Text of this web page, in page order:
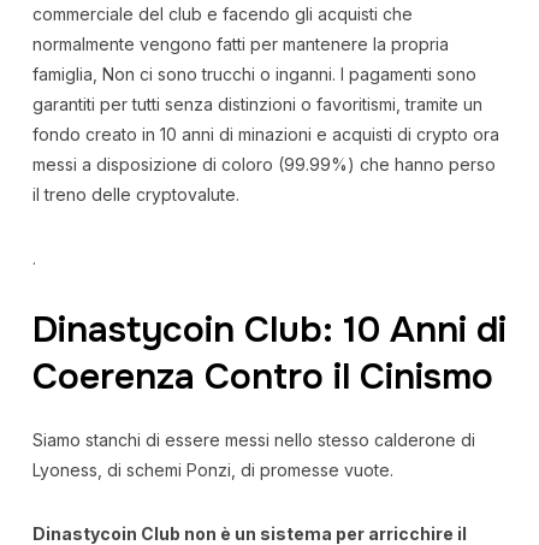
commerciale del club e facendo gli acquisti che
normalmente vengono fatti per mantenere la propria
famiglia, Non ci sono trucchi o inganni. I pagamenti sono
garantiti per tutti senza distinzioni o favoritismi, tramite un
fondo creato in 10 anni di minazioni e acquisti di crypto ora
messi a disposizione di coloro (99.99%) che hanno perso
il treno delle cryptovalute.
.
Dinastycoin Club: 10 Anni di
Coerenza Contro il Cinismo
Siamo stanchi di essere messi nello stesso calderone di
Lyoness, di schemi Ponzi, di promesse vuote.
Dinastycoin Club non è un sistema per arricchire il